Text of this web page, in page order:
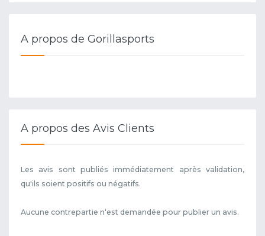
A propos de Gorillasports
A propos des Avis Clients
Les avis sont publiés immédiatement après validation,
qu'ils soient positifs ou négatifs.
Aucune contrepartie n'est demandée pour publier un avis.